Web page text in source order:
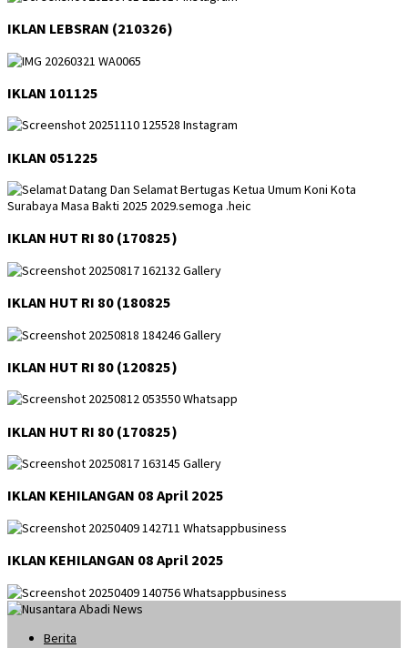
IKLAN LEBSRAN (210326)
IKLAN 101125
IKLAN 051225
IKLAN HUT RI 80 (170825)
IKLAN HUT RI 80 (180825
IKLAN HUT RI 80 (120825)
IKLAN HUT RI 80 (170825)
IKLAN KEHILANGAN 08 April 2025
IKLAN KEHILANGAN 08 April 2025
Berita